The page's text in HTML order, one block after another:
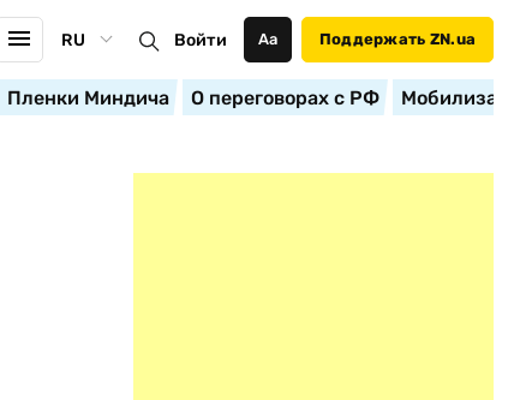
RU Войти Аа Поддержать ZN.ua
Пленки Миндича О переговорах с РФ